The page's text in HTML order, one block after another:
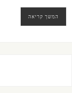
המשך קריאה